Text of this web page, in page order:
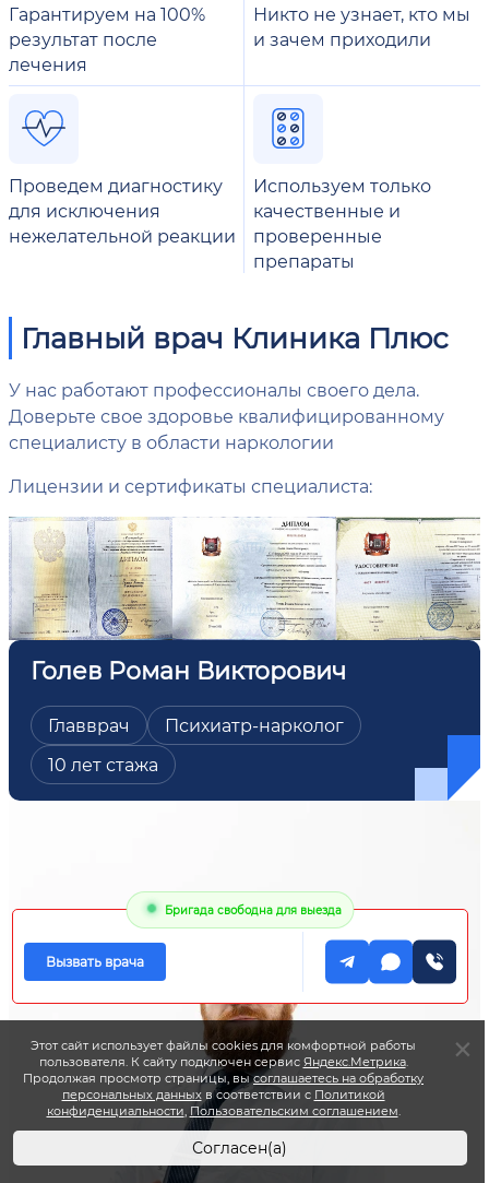
Гарантируем на 100%
результат после
лечения
Никто не узнает, кто мы
и зачем приходили
Проведем диагностику
для исключения
нежелательной реакции
Используем только
качественные и
проверенные
препараты
Главный врач Клиника Плюс
У нас работают профессионалы своего дела.
Доверьте свое здоровье квалифицированному
специалисту в области наркологии
Лицензии и сертификаты специалиста:
Голев Роман Викторович
Главврач
Психиатр-нарколог
10 лет стажа
Этот сайт использует файлы cookies для комфортной работы
пользователя. К сайту подключен сервис Яндекс.Метрика.
Продолжая просмотр страницы, высоглашаетесь на обработку
персональных данныхв соответствии с Политикой
конфиденциальности, Пользовательским соглашением.
Согласен(а)
Бригада свободна для выезда
Вызвать врача